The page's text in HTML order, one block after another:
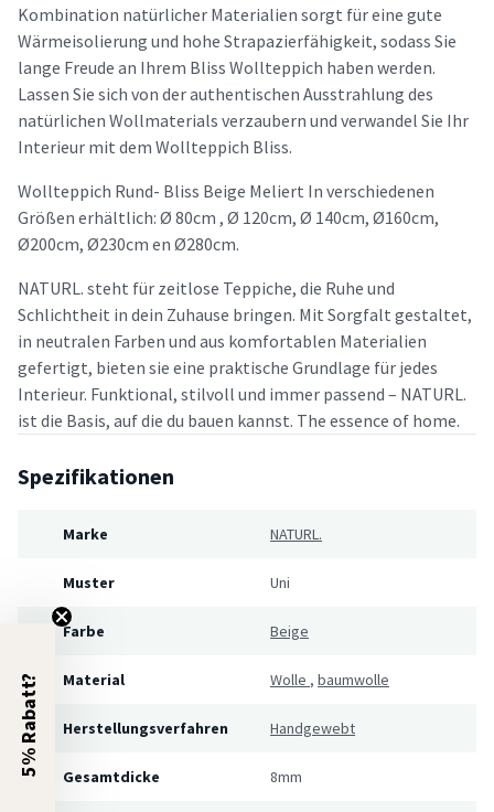
Kombination natürlicher Materialien sorgt für eine gute
Wärmeisolierung und hohe Strapazierfähigkeit, sodass Sie
lange Freude an Ihrem Bliss Wollteppich haben werden.
Lassen Sie sich von der authentischen Ausstrahlung des
natürlichen Wollmaterials verzaubern und verwandel Sie Ihr
Interieur mit dem Wollteppich Bliss.
Wollteppich Rund- Bliss Beige Meliert In verschiedenen
Größen erhältlich: Ø 80cm , Ø 120cm, Ø 140cm, Ø160cm,
Ø200cm, Ø230cm en Ø280cm.
NATURL. steht für zeitlose Teppiche, die Ruhe und
Schlichtheit in dein Zuhause bringen. Mit Sorgfalt gestaltet,
in neutralen Farben und aus komfortablen Materialien
gefertigt, bieten sie eine praktische Grundlage für jedes
Interieur. Funktional, stilvoll und immer passend – NATURL.
ist die Basis, auf die du bauen kannst. The essence of home.
Spezifikationen
Marke NATURL.
Muster Uni
Farbe Beige
Material Wolle , baumwolle
Herstellungsverfahren Handgewebt
Gesamtdicke 8mm
5% Rabatt?